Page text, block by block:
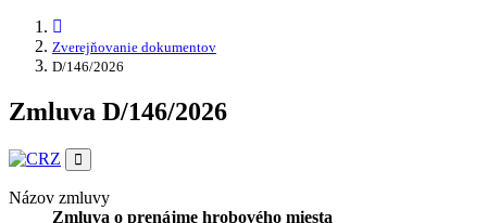
Zverejňovanie dokumentov
D/146/2026
Zmluva D/146/2026
Názov zmluvy
Zmluva o prenájme hrobového miesta